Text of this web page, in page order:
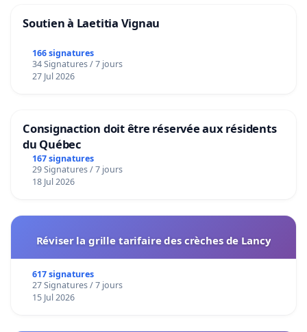
Soutien à Laetitia Vignau
166 signatures
34 Signatures / 7 jours
27 Jul 2026
Consignaction doit être réservée aux résidents
du Québec
167 signatures
29 Signatures / 7 jours
18 Jul 2026
Réviser la grille tarifaire des crèches de Lancy
617 signatures
27 Signatures / 7 jours
15 Jul 2026